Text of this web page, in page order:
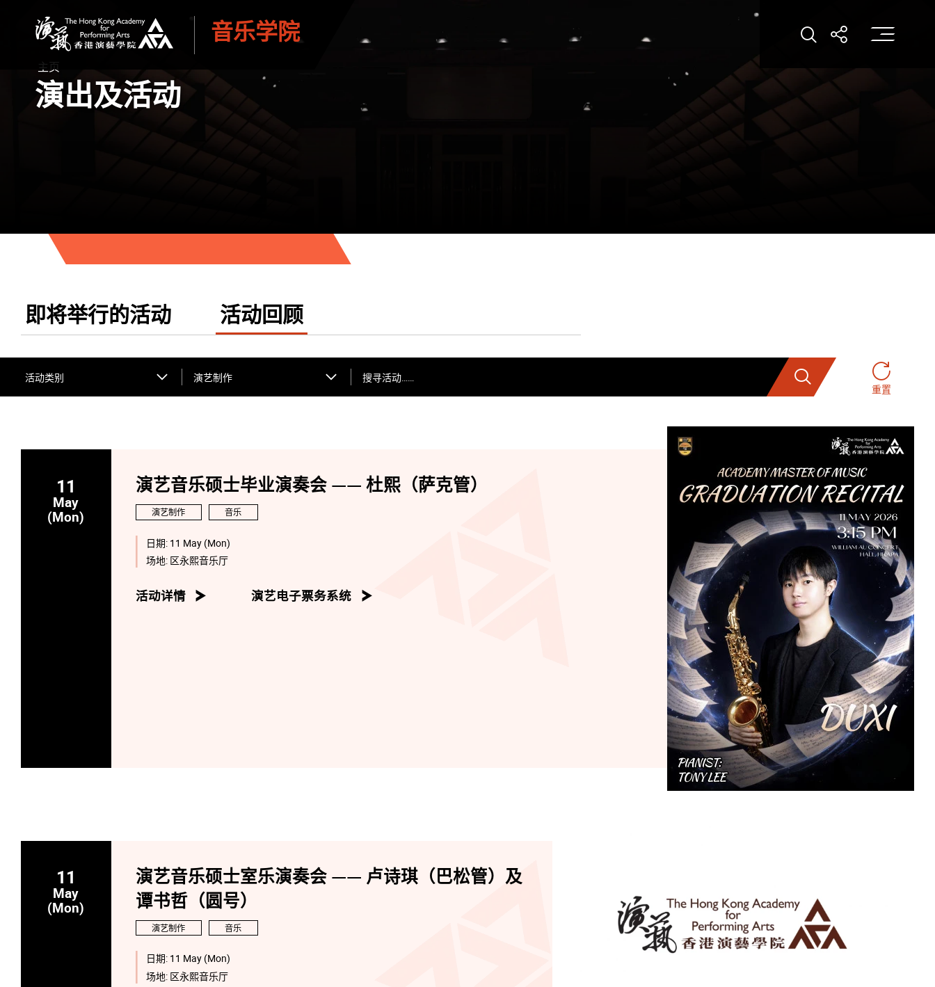
音乐学院 打开搜索打开分享打
主页
演出及活动
即将举行的活动 活动回顾
活动类别 演艺制作
搜寻活动…… 搜索
重置
11
May
(Mon)
演艺音乐硕士毕业演奏会 —— 杜熙（萨克管）
演艺制作 音乐
日期: 11 May (Mon)
场地: 区永熙音乐厅
活动详情 演艺电子票务系统
11
May
(Mon)
演艺音乐硕士室乐演奏会 —— 卢诗琪（巴松管）及
谭书哲（圆号）
演艺制作 音乐
日期: 11 May (Mon)
场地: 区永熙音乐厅